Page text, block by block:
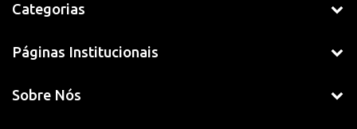
Categorias
Páginas Institucionais
Sobre Nós